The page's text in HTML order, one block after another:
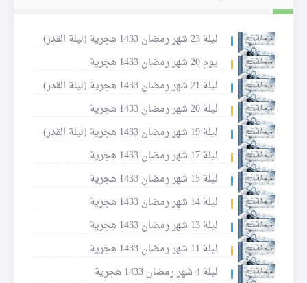
ليلة 23 شهر رمضان 1433 هجرية (ليلة القدر)
يوم 20 شهر رمضان 1433 هجرية
ليلة 21 شهر رمضان 1433 هجرية (ليلة القدر)
ليلة 20 شهر رمضان 1433 هجرية
ليلة 19 شهر رمضان 1433 هجرية (ليلة القدر)
ليلة 17 شهر رمضان 1433 هجرية
ليلة 15 شهر رمضان 1433 هجرية
ليلة 14 شهر رمضان 1433 هجرية
ليلة 13 شهر رمضان 1433 هجرية
ليلة 11 شهر رمضان 1433 هجرية
ليلة 4 شهر رمضان 1433 هجرية